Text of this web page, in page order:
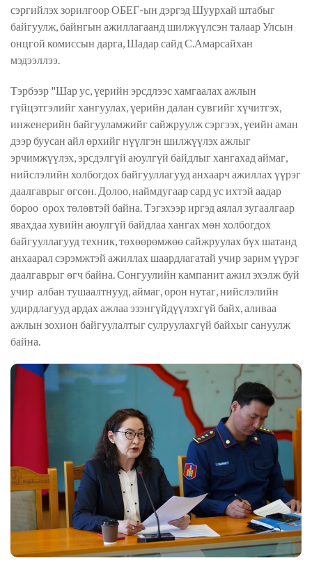
сэргийлэх зорилгоор ОБЕГ-ын дэргэд Шуурхай штабыг
байгуулж, байнгын ажиллагаанд шилжүүлсэн талаар Улсын
онцгой комиссын дарга, Шадар сайд С.Амарсайхан
мэдээллээ.
Тэрбээр "Шар ус, үерийн эрсдлээс хамгаалах ажлын
гүйцэтгэлийг хангуулах, үерийн далан сувгийг хүчитгэх,
инженерийн байгууламжийг сайжруулж сэргээх, үеийн аман
дээр буусан айл өрхийг нүүлгэн шилжүүлэх ажлыг
эрчимжүүлэх, эрсдэлгүй аюулгүй байдлыг хангахад аймаг,
нийслэлийн холбогдох байгууллагууд анхаарч ажиллах үүрэг
даалгаврыг өгсөн. Долоо, наймдугаар сард ус ихтэй аадар
бороо орох төлөвтэй байна. Тэгэхээр иргэд аялал зугаалгаар
явахдаа хувийн аюулгүй байдлаа хангах мөн холбогдох
байгууллагууд техник, төхөөрөмжөө сайжруулах бүх шатанд
анхаарал сэрэмжтэй ажиллах шаардлагатай учир зарим үүрэг
даалгаврыг өгч байна. Сонгуулийн кампанит ажил эхэлж буй
учир албан тушаалтнууд, аймаг, орон нутаг, нийслэлийн
удирдлагууд ардах ажлаа эзэнгүйдүүлэхгүй байх, аливаа
ажлын зохион байгуулалтыг сулруулахгүй байхыг сануулж
байна.